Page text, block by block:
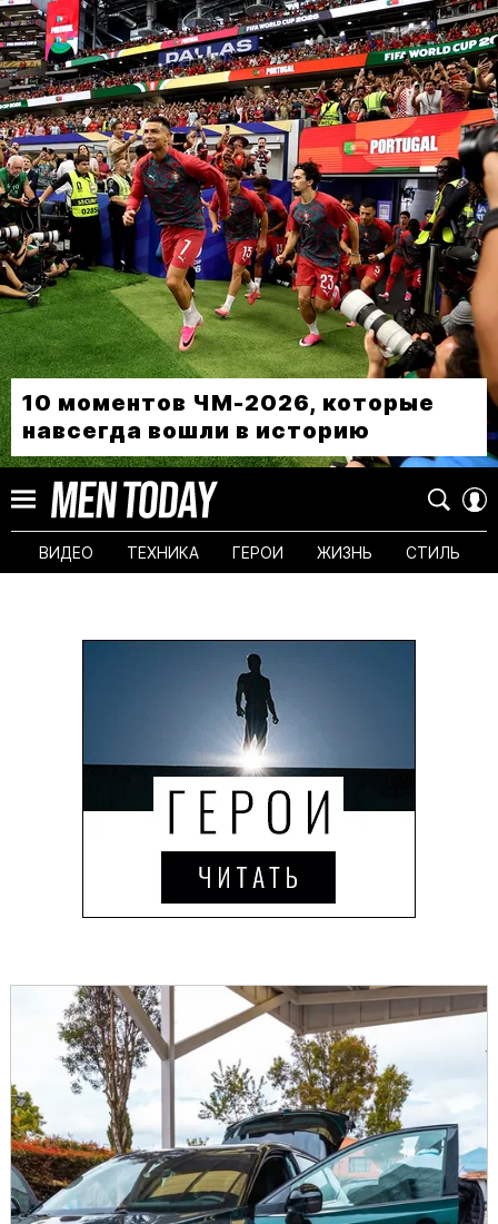
10 моментов ЧМ-2026, которые
навсегда вошли в историю
ВИДЕО ТЕХНИКА ГЕРОИ ЖИЗНЬ СТИЛЬ